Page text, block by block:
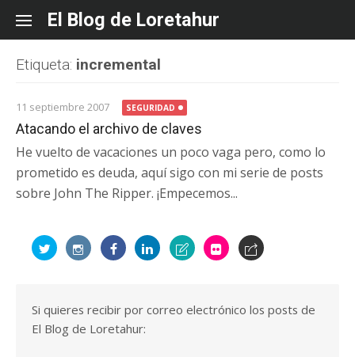
content
El Blog de Loretahur
Etiqueta: incremental
11 septiembre 2007 SEGURIDAD
Atacando el archivo de claves
He vuelto de vacaciones un poco vaga pero, como lo
prometido es deuda, aquí sigo con mi serie de posts
sobre John The Ripper. ¡Empecemos...
Si quieres recibir por correo electrónico los posts de
El Blog de Loretahur: